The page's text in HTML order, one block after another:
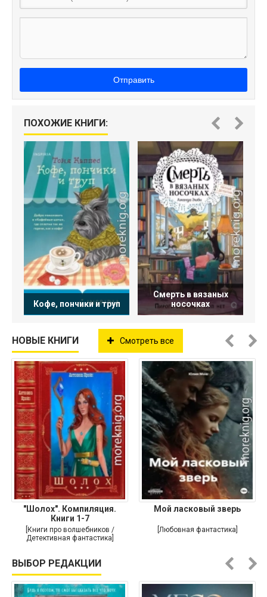
Отправить
ПОХОЖИЕ КНИГИ:
Кофе, пончики и труп
Смерть в вязаных
носочках
НОВЫЕ КНИГИ Смотреть все
"Шолох". Компиляция.
Книги 1-7
[Книги про волшебников /
Детективная фантастика]
Мой ласковый зверь
[Любовная фантастика]
ВЫБОР РЕДАКЦИИ